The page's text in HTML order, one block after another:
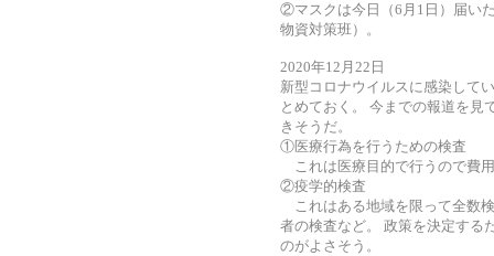
②マスクは今日（6月1日）届い
物資対策班）。
2020年12月22日
新型コロナウイルスに感染して
とめておく。 今までの報道を見
きそうだ。
①医療行為を行うための検査
これは医療目的で行うので費
②疫学的検査
これはある地域を限って全数
者の検査など。 政策を決定する
のがよさそう。